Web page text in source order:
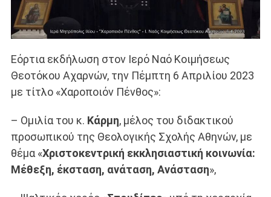
Εόρτια εκδήλωση στον Ιερό Ναό Κοιμήσεως
Θεοτόκου Αχαρνών, την Πέμπτη 6 Απριλίου 2023
με τίτλο «Χαροποιόν Πένθος»:
– Ομιλία του κ. Κάρμη, μέλος του διδακτικού
προσωπικού της Θεολογικής Σχολής Αθηνών, με
θέμα «Χριστοκεντρική εκκλησιαστική κοινωνία:
Μέθεξη, έκσταση, ανάταση, Ανάσταση»,